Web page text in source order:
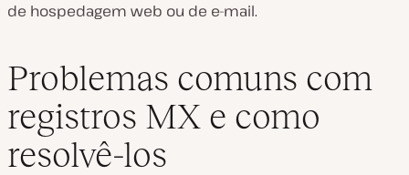
de hospedagem web ou de e-mail.
Problemas comuns com
registros MX e como
resolvê-los